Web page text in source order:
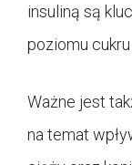
insuliną są
poziomu cukru
Ważne jest
na temat